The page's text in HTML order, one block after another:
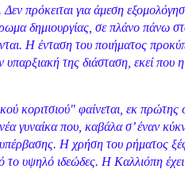
πρόκειται για άμεση
δημιουργίας, σε πλάνο πάνω
Η ένταση του ποιήματος
της διάσταση, εκεί που
κοριτσιού" φαίνεται, εκ
γυναίκα που, καβάλα σ’ έναν
Η χρήση του ρήματος
υψηλό ιδεώδες. Η Καλλιόπη έχει